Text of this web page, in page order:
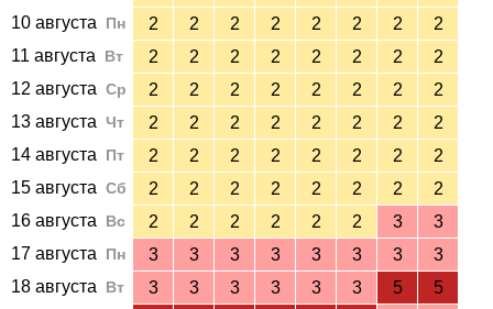
10 августа
Пн 2 2 2 2 2 2 2
2
11 августа
Вт 2 2 2 2 2 2 2
2
12 августа Ср 2 2 2 2 2 2 2
2
13 августа Чт 2 2 2 2 2 2 2
2
14 августа
Пт 2 2 2 2 2 2 2
2
15 августа Сб 2 2 2 2 2 2 2
2
16 августа
Вс 2 2 2 2 2 2 3
3
17 августа
Пн 3 3 3 3 3 3 3
3
18 августа
Вт 3 3 3 3 3 3 5
5